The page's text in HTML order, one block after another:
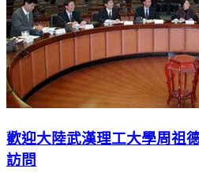
歡迎大陸武漢理工大學周祖
訪問